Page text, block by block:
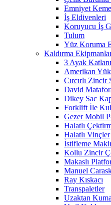
Emniyet
İş Eldivenleri
Koruyucu İş
Tulum
Yüz Koruma
Kaldırma
3 Ayak
Amerikan
Cırcırlı
David
Dikey Sac
Forklift İle
Gezer Mobil
Halatlı
Halatlı Vinçler
İstifleme
Kollu Zincir
Makaslı
Manuel
Ray Kıskacı
Transpaletler
Uzaktan